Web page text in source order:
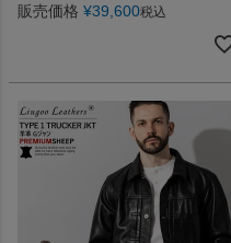
販売価格 ¥39,600税込